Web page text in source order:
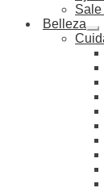
Belleza